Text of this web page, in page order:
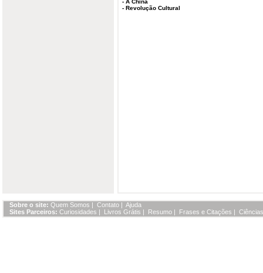
- A China
- Revolução Cultural
Sobre o site: Quem Somos | Contato | Ajuda
Sites Parceiros: Curiosidades | Livros Grátis | Resumo | Frases e Citações |